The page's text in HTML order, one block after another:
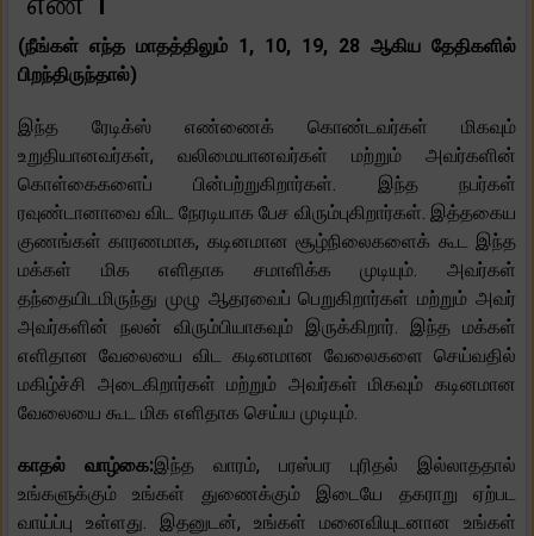
(நீங்கள் எந்த மாதத்திலும் 1, 10, 19, 28 ஆகிய தேதிகளில்
பிறந்திருந்தால்)
இந்த ரேடிக்ஸ் எண்ணைக் கொண்டவர்கள் மிகவும்
உறுதியானவர்கள், வலிமையானவர்கள் மற்றும் அவர்களின்
கொள்கைகளைப் பின்பற்றுகிறார்கள். இந்த நபர்கள்
ரவுண்டானாவை விட நேரடியாக பேச விரும்புகிறார்கள். இத்தகைய
குணங்கள் காரணமாக, கடினமான சூழ்நிலைகளைக் கூட இந்த
மக்கள் மிக எளிதாக சமாளிக்க முடியும். அவர்கள்
தந்தையிடமிருந்து முழு ஆதரவைப் பெறுகிறார்கள் மற்றும் அவர்
அவர்களின் நலன் விரும்பியாகவும் இருக்கிறார். இந்த மக்கள்
எளிதான வேலையை விட கடினமான வேலைகளை செய்வதில்
மகிழ்ச்சி அடைகிறார்கள் மற்றும் அவர்கள் மிகவும் கடினமான
வேலையை கூட மிக எளிதாக செய்ய முடியும்.
காதல் வாழ்கை:இந்த வாரம், பரஸ்பர புரிதல் இல்லாததால்
உங்களுக்கும் உங்கள் துணைக்கும் இடையே தகராறு ஏற்பட
வாய்ப்பு உள்ளது. இதனுடன், உங்கள் மனைவியுடனான உங்கள்